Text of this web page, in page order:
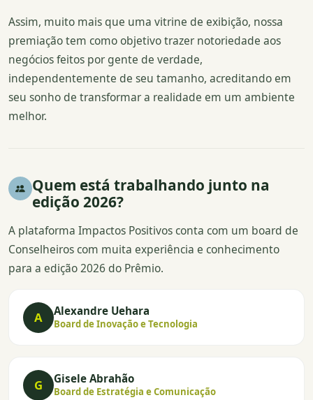
Assim, muito mais que uma vitrine de exibição, nossa
premiação tem como objetivo trazer notoriedade aos
negócios feitos por gente de verdade,
independentemente de seu tamanho, acreditando em
seu sonho de transformar a realidade em um ambiente
melhor.
Quem está trabalhando junto na
edição 2026?
A plataforma Impactos Positivos conta com um board de
Conselheiros com muita experiência e conhecimento
para a edição 2026 do Prêmio.
A Alexandre Uehara
Board de Inovação e Tecnologia
G Gisele Abrahão
Board de Estratégia e Comunicação